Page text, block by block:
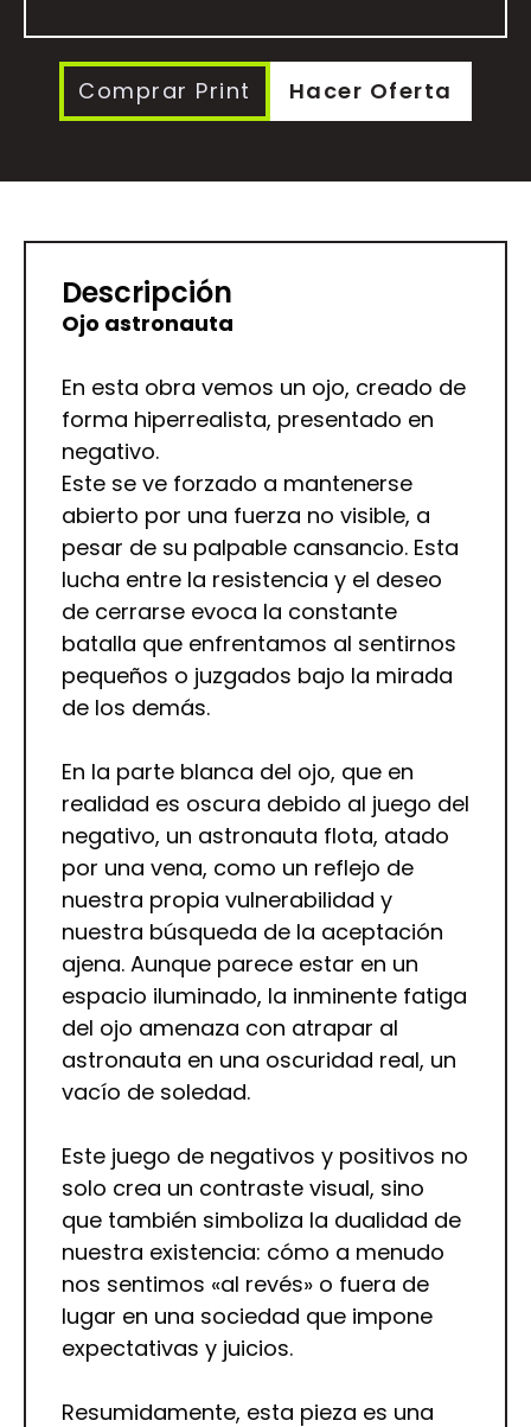
Comprar Print Hacer Oferta
Descripción
Ojo astronauta
En esta obra vemos un ojo, creado de
forma hiperrealista, presentado en
negativo.
Este se ve forzado a mantenerse
abierto por una fuerza no visible, a
pesar de su palpable cansancio. Esta
lucha entre la resistencia y el deseo
de cerrarse evoca la constante
batalla que enfrentamos al sentirnos
pequeños o juzgados bajo la mirada
de los demás.
En la parte blanca del ojo, que en
realidad es oscura debido al juego del
negativo, un astronauta flota, atado
por una vena, como un reflejo de
nuestra propia vulnerabilidad y
nuestra búsqueda de la aceptación
ajena. Aunque parece estar en un
espacio iluminado, la inminente fatiga
del ojo amenaza con atrapar al
astronauta en una oscuridad real, un
vacío de soledad.
Este juego de negativos y positivos no
solo crea un contraste visual, sino
que también simboliza la dualidad de
nuestra existencia: cómo a menudo
nos sentimos «al revés» o fuera de
lugar en una sociedad que impone
expectativas y juicios.
Resumidamente, esta pieza es una